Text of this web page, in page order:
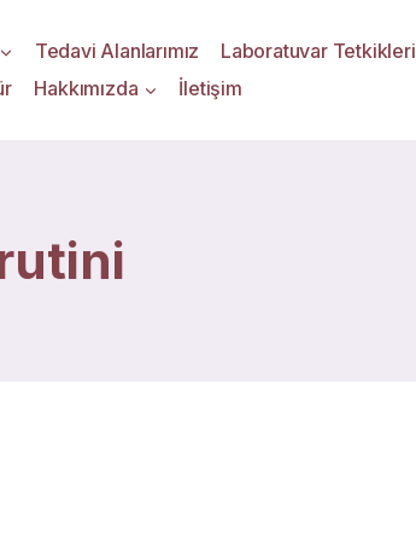
Tedavi Alanlarımız
Laboratuvar Tetkikleri
Hakkımızda İletişim